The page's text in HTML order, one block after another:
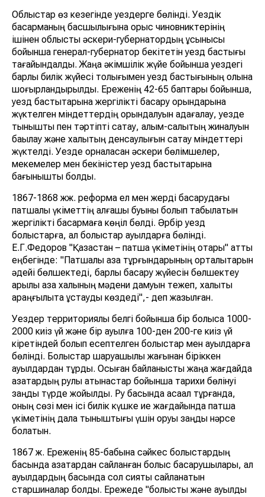
Облыстар өз кезегінде уездерге бөлінді. Уездік
басқарманың басшылығына орыс чиновниктерінің
ішінен облыстық әскери-губернатордың ұсынысы
бойынша генерал-губернатор бекітетін уезд бастығы
тағайындалды. Жаңа әкімшілік жүйе бойынша уездегі
барлық билік жүйесі толығымен уезд бастығының қолына
шоғырландырылды. Ереженің 42-65 баптары бойынша,
уезд бастықтарына жергілікті басқару орындарына
жүктелген міндеттердің орындалуын қадағалау, уезде
тыныштық пен тәртіпті сақтау, алым-салықтың жиналуын
бақылау және халықтың денсаулығын сақтау міндеттері
жүктелді. Уезде орналасқан әскери бөлімшелер,
мекемелер мен бекіністер уезд бастықтарына
бағынышты болды.
1867-1868 жж. реформа ел мен жерді басқарудағы
патшалық үкіметтің алғашқы буыны болып табылатын
жергілікті басқармаға көңіл бөлді. Әрбір уезд
болыстарға, ал болыстар ауылдарға бөлінді.
Е.Г.Федоров "Қазақстан – патша үкіметінің отары" атты
еңбегінде: "Патшалық қазақ тұрғындарының орталықтарын
әдейі бөлшектеді, барлық басқару жүйесін бөлшектеу
арқылы қазақ халқының мәдени дамуын тежеп, халықты
қараңғылықта ұстауды көздеді",- деп жазылған.
Уездер территориялық белгі бойынша бір болысқа 1000-
2000 киіз үй және бір ауылға 100-ден 200-ге киіз үй
кіретіндей болып есептелген болыстар мен ауылдарға
бөлінді. Болыстар шаруашылық жағынан біріккен
ауылдардан тұрды. Осыған байланысты жаңа жағдайда
қазақтардың рулық қатынастар бойынша тарихи бөлінуі
заңды түрде жойылды. Ру басында ақсақал тұрғанда,
оның сөзі мен ісі билік күшке ие жағдайында патша
үкіметінің дала тыныштығы үшін қорқуы заңды нәрсе
болатын.
1867 ж. Ереженің 85-бабына сәйкес болыстардың
басында қазақтардан сайланған болыс басқарушылары, ал
ауылдардың басында сол сияқты сайланатын
старшиналар болды. Ережеде "болыстық және ауылдық